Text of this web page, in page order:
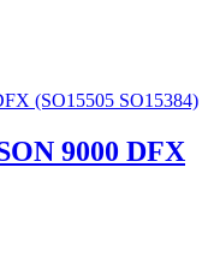
9000 DFX